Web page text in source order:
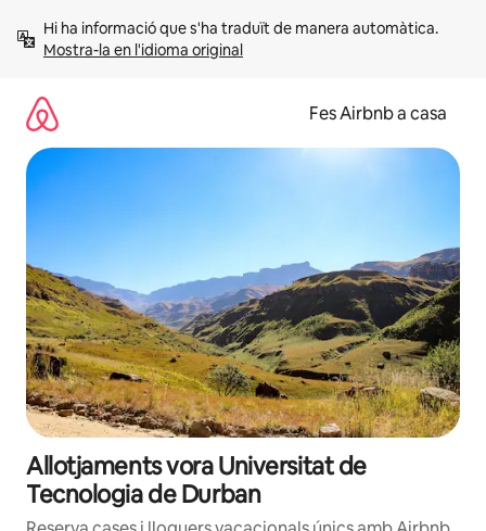
Mostra-la en l'idioma original
Fes Airbnb a casa
Allotjaments vora Universitat de
Tecnologia de Durban